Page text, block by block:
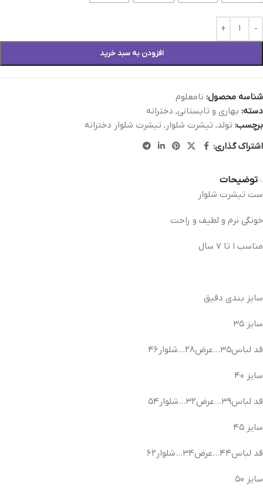
افزودن به سبد خرید
شناسه محصول: نامعلوم
دسته: بهاری و تابستانی, دخترانه
برچسب: تولد, تیشرت شلوار , تیشرت شلوار دخترانه
اشتراک گذاری:
توضیحات
ست تیشرت شلوار
خونگی نرم و لطیف و راحت
مناسب ۱ تا ۷ سال
سایز بندی دقیق
سایز ۳۵
قد لباس۳۵…عرض۲۸…شلوار۴۶
سایز ۴۰
قد لباس۳۹…عرض۳۲…شلوار۵۴
سایز ۴۵
قد لباس۴۴…عرض۳۴…شلوار۶۲
سایز ۵۰